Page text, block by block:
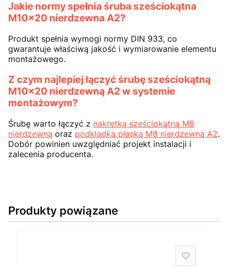
Jakie normy spełnia śruba sześciokątna
M10x20 nierdzewna A2?
Produkt spełnia wymogi normy DIN 933, co
gwarantuje właściwą jakość i wymiarowanie elementu
montażowego.
Z czym najlepiej łączyć śrubę sześciokątną
M10x20 nierdzewną A2 w systemie
montażowym?
Śrubę warto łączyć z nakrętką sześciokątną M8
nierdzewną oraz podkładką płaską M8 nierdzewną A2.
Dobór powinien uwzględniać projekt instalacji i
zalecenia producenta.
Produkty powiązane